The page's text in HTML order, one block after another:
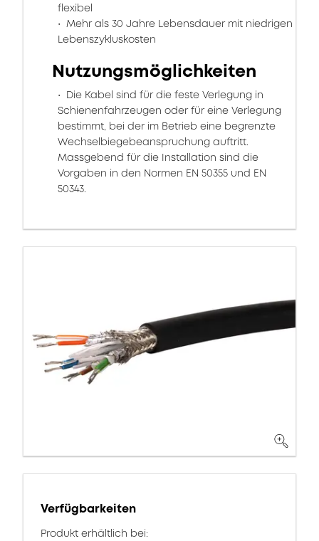
flexibel
Mehr als 30 Jahre Lebensdauer mit niedrigen
Lebenszykluskosten
Nutzungsmöglichkeiten
Die Kabel sind für die feste Verlegung in
Schienenfahrzeugen oder für eine Verlegung
bestimmt, bei der im Betrieb eine begrenzte
Wechselbiegebeanspruchung auftritt.
Massgebend für die Installation sind die
Vorgaben in den Normen EN 50355 und EN
50343.
Verfügbarkeiten
Produkt erhältlich bei: